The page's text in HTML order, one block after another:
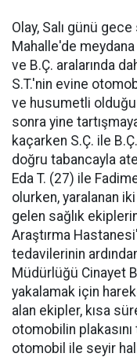
Olay, Salı günü
Mahalle'de
ve B.Ç. aralarında
S.T.'nin evine
ve husumetli olduğu
sonra yine
kaçarken S.Ç. ile
doğru tabancayla
Eda T. (27) ile
olurken, yaralanan
gelen sağlık
Araştırma
tedavilerinin
Müdürlüğü Cinayet
yakalamak için
alan ekipler, kısa
otomobilin
otomobil ile seyir